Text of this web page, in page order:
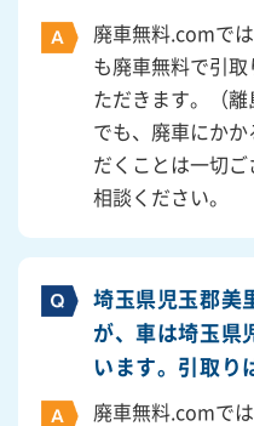
廃車無料.comで
も廃車無料で引
ただきます。（
でも、廃車にか
だくことは一切
相談ください。
埼玉県児玉郡美
が、車は埼玉県
います。引取り
廃車無料.comで